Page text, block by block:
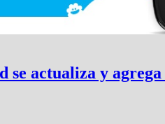
se actualiza y